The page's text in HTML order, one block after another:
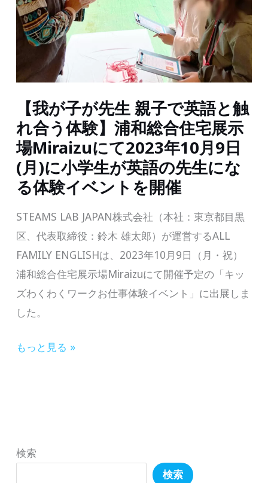
【我が子が先生 親子で英語と触
れ合う体験】浦和総合住宅展示
場Miraizuにて2023年10月9日
(月)に小学生が英語の先生にな
る体験イベントを開催
STEAMS LAB JAPAN株式会社（本社：東京都目黒
区、代表取締役：鈴木 雄太郎）が運営するALL
FAMILY ENGLISHは、2023年10月9日（月・祝）
浦和総合住宅展示場Miraizuにて開催予定の「キッ
ズわくわくワークお仕事体験イベント」に出展しま
した。
【我
親
もっと見る »
検索
検索